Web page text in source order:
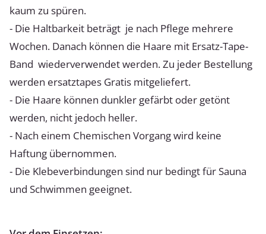
kaum zu spüren.
- Die Haltbarkeit beträgt je nach Pflege mehrere
Wochen. Danach können die Haare mit Ersatz-Tape-
Band wiederverwendet werden. Zu jeder Bestellung
werden ersatztapes Gratis mitgeliefert.
- Die Haare können dunkler gefärbt oder getönt
werden, nicht jedoch heller.
- Nach einem Chemischen Vorgang wird keine
Haftung übernommen.
- Die Klebeverbindungen sind nur bedingt für Sauna
und Schwimmen geeignet.